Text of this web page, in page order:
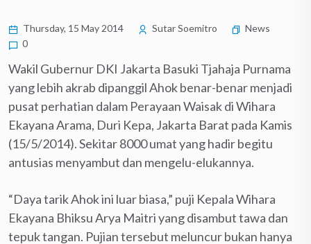
Thursday, 15 May 2014 Sutar Soemitro
News
0
Wakil Gubernur DKI Jakarta Basuki Tjahaja Purnama
yang lebih akrab dipanggil Ahok benar-benar menjadi
pusat perhatian dalam Perayaan Waisak di Wihara
Ekayana Arama, Duri Kepa, Jakarta Barat pada Kamis
(15/5/2014). Sekitar 8000 umat yang hadir begitu
antusias menyambut dan mengelu-elukannya.
“Daya tarik Ahok ini luar biasa,” puji Kepala Wihara
Ekayana Bhiksu Arya Maitri yang disambut tawa dan
tepuk tangan. Pujian tersebut meluncur bukan hanya